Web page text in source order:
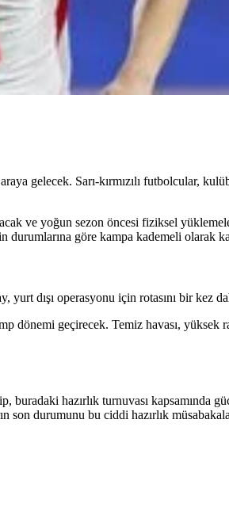
gelecek. Sarı-kırmızılı futbolcular,
ve yoğun sezon öncesi fiziksel
göre kampa kademeli olarak
yurt dışı operasyonu için rotasını bir kez
dönemi geçirecek. Temiz havası, yüksek
buradaki hazırlık turnuvası kapsamında
durumunu bu ciddi hazırlık